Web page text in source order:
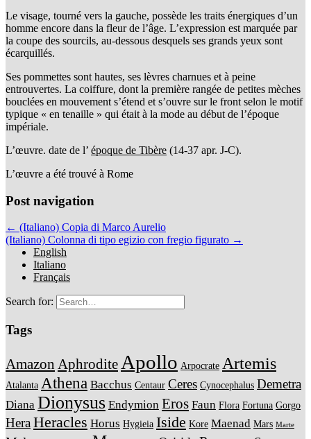
Le visage, tourné vers la gauche, possède les traits énergiques d’un
homme encore dans la fleur de l’âge. L’expression est marquée par
la coupe des sourcils, au-dessous desquels ses grands yeux sont
écarquillés.
Ses pommettes sont hautes, ses lèvres charnues et à peine
entrouvertes. La coiffure, dont la première rangée de petites mèches
bouclées en mouvement s’étend et s’ouvre sur le front selon le motif
typique « en tenaille » qui était à la mode au début de l’époque
impériale.
L’œuvre. date de l’ époque de Tibère (14-37 apr. J-C).
L’œuvre a été trouvé à Rome
Post navigation
← (Italiano) Copia di Marco Aurelio
(Italiano) Colonna di tipo egizio con fregio figurato →
English
Italiano
Français
Search for:
Tags
Amazon Aphrodite Apollo Arpocrate Artemis
Atalanta Athena Bacchus Centaur Ceres Cynocephalus Demetra
Diana Dionysus Endymion Eros Faun Flora Fortuna Gorgo
Hera Heracles Horus Hygieia Iside Kore Maenad Mars Marte